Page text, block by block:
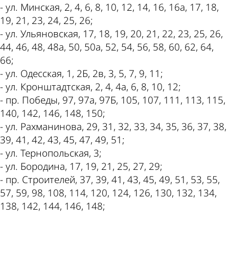
- ул. Минская, 2, 4, 6, 8, 10, 12, 14, 16, 16а, 17, 18,
19, 21, 23, 24, 25, 26;
- ул. Ульяновская, 17, 18, 19, 20, 21, 22, 23, 25, 26,
44, 46, 48, 48а, 50, 50а, 52, 54, 56, 58, 60, 62, 64,
66;
- ул. Одесская, 1, 2Б, 2в, 3, 5, 7, 9, 11;
- ул. Кронштадтская, 2, 4, 4а, 6, 8, 10, 12;
- пр. Победы, 97, 97а, 97Б, 105, 107, 111, 113, 115,
140, 142, 146, 148, 150;
- ул. Рахманинова, 29, 31, 32, 33, 34, 35, 36, 37, 38,
39, 41, 42, 43, 45, 47, 49, 51;
- ул. Тернопольская, 3;
- ул. Бородина, 17, 19, 21, 25, 27, 29;
- пр. Строителей, 37, 39, 41, 43, 45, 49, 51, 53, 55,
57, 59, 98, 108, 114, 120, 124, 126, 130, 132, 134,
138, 142, 144, 146, 148;